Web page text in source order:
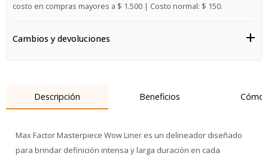
costo en compras mayores a $ 1.500 | Costo normal: $ 150.
Cambios y devoluciones
Descripción Beneficios Cómo
Max Factor Masterpiece Wow Liner es un delineador diseñado
para brindar definición intensa y larga duración en cada